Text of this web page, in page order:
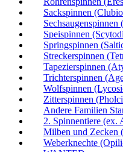
Sackspinnen
Sechsaugenspinnen
Speispinnen
Springspinnen
Streckerspinnen
Tapezierspinnen
Trichterspinnen
Wolfspinnen
Zitterspinnen
Andere Familien
2. Spinnentiere (ex.
Milben und Zecken
Weberknechte